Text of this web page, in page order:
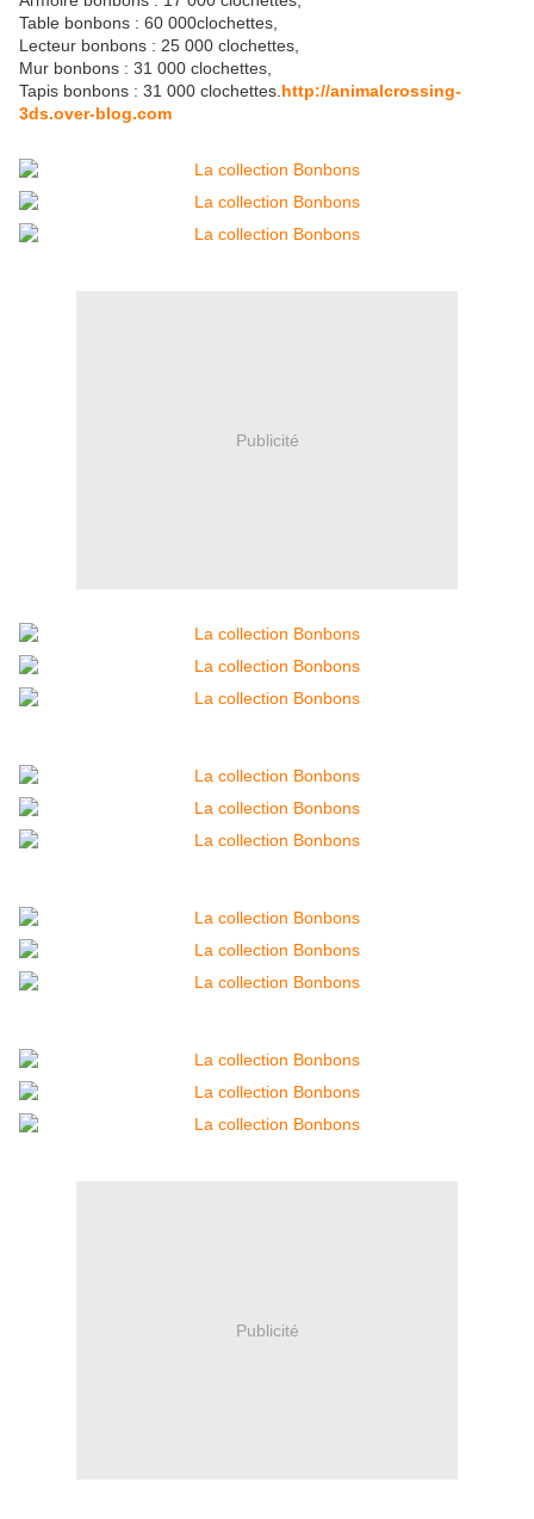
Table bonbons : 60 000clochettes,
Lecteur bonbons : 25 000 clochettes,
Mur bonbons : 31 000 clochettes,
Tapis bonbons : 31 000 clochettes. http://animalcrossing-
3ds.over-blog.com
Publicité
Publicité